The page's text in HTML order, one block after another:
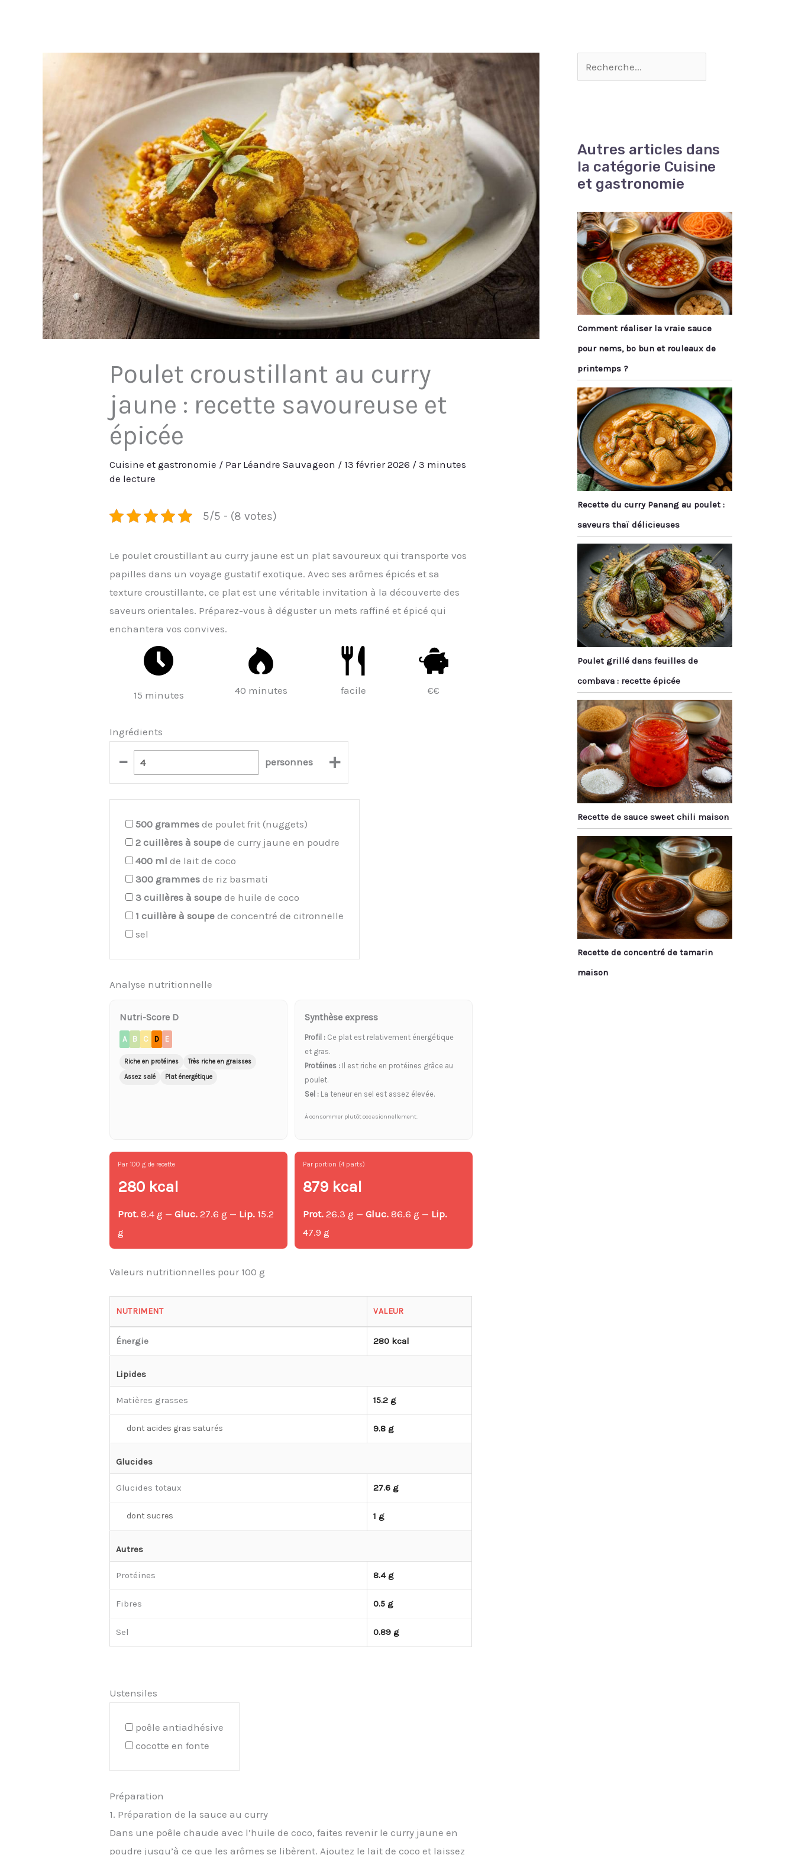
Poulet croustillant au curry
jaune : recette savoureuse et
épicée
Cuisine et gastronomie / Par Léandre Sauvageon / 13 février 2026 /3 minutes
de lecture
5/5 - (8 votes)
Le poulet croustillant au curry jaune est un plat savoureux qui transporte vos
papilles dans un voyage gustatif exotique. Avec ses arômes épicés et sa
texture croustillante, ce plat est une véritable invitation à la découverte des
saveurs orientales. Préparez-vous à déguster un mets raffiné et épicé qui
enchantera vos convives.
15 minutes 40 minutes facile €€
Ingrédients
– personnes +
500 grammes de poulet frit (nuggets)
2 cuillères à soupe de curry jaune en poudre
400 ml de lait de coco
300 grammes de riz basmati
3 cuillères à soupe de huile de coco
1 cuillère à soupe de concentré de citronnelle
sel
Analyse nutritionnelle
Nutri-Score D
A B C D E
Riche en protéines
Très riche en graisses
Assez salé
Plat énergétique
Synthèse express
Profil : Ce plat est relativement énergétique
et gras.
Protéines : Il est riche en protéines grâce au
poulet.
Sel : La teneur en sel est assez élevée.
À consommer plutôt occasionnellement.
Par 100 g de recette
280 kcal
Prot. 8.4 g —Gluc. 27.6 g — Lip. 15.2
g
Par portion (4 parts)
879 kcal
Prot. 26.3 g —Gluc. 86.6 g — Lip.
47.9 g
Valeurs nutritionnelles pour 100 g
NUTRIMENT VALEUR
Énergie 280 kcal
Lipides
Matières grasses 15.2 g
dont acides gras saturés 9.8 g
Glucides
Glucides totaux 27.6 g
dont sucres 1 g
Autres
Protéines 8.4 g
Fibres 0.5 g
Sel 0.89 g
Ustensiles
poêle antiadhésive
cocotte en fonte
Préparation
1. Préparation de la sauce au curry
Dans une poêle chaude avec l’huile de coco, faites revenir le curry jaune en
poudre jusqu’à ce que les arômes se libèrent. Ajoutez le lait de coco et laissez
Autres articles dans
la catégorie Cuisine
et gastronomie
Comment réaliser la vraie sauce
pour nems, bo bun et rouleaux de
printemps ?
Recette du curry Panang au poulet :
saveurs thaï délicieuses
Poulet grillé dans feuilles de
combava : recette épicée
Recette de sauce sweet chili maison
Recette de concentré de tamarin
maison